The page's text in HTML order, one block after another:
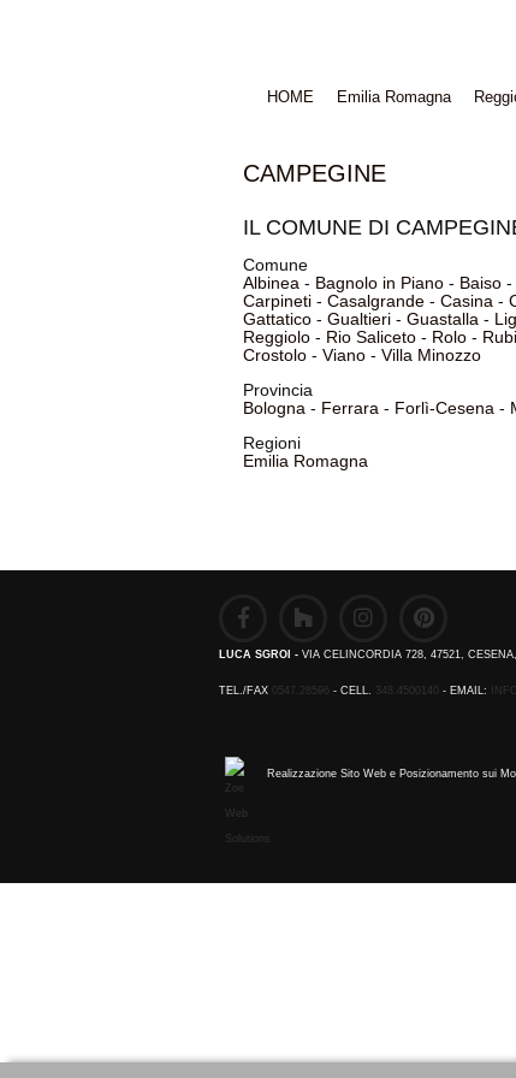
HOME Emilia Romagna
CAMPEGINE
IL COMUNE DI
Comune
Albinea- Bagnolo in Piano- Baiso-
Carpineti- Casalgrande- Casina-
Gattatico- Gualtieri- Guastalla-
Reggiolo- Rio Saliceto- Rolo-
Crostolo- Viano- Villa Minozzo
Provincia
Bologna- Ferrara- Forlì-Cesena-
Regioni
Emilia Romagna
LUCA SGROI - VIA CELINCORDIA 728, 47521,
TEL./FAX 0547.28596 - CELL. 348.4500140 - EMAIL:
Realizzazione Sito Web e Posizionamento sui